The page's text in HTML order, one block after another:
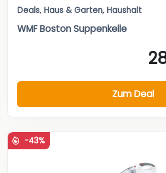
Deals, Haus & Garten, Haushalt
WMF Boston Suppenkelle
Zum Deal
-43%